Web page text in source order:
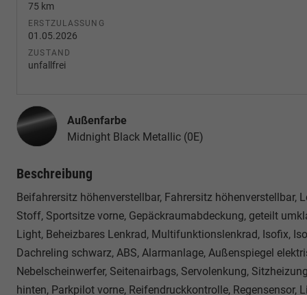
75 km
ERSTZULASSUNG
01.05.2026
ZUSTAND
unfallfrei
Außenfarbe
Midnight Black Metallic (0E)
Beschreibung
Beifahrersitz höhenverstellbar, Fahrersitz höhenverstellbar,
Stoff, Sportsitze vorne, Gepäckraumabdeckung, geteilt
Light, Beheizbares Lenkrad, Multifunktionslenkrad, Isofix,
Dachreling schwarz, ABS, Alarmanlage, Außenspiegel
Nebelscheinwerfer, Seitenairbags, Servolenkung,
hinten, Parkpilot vorne, Reifendruckkontrolle,